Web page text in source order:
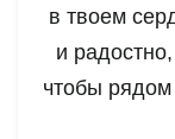
в твоем
и
чтобы